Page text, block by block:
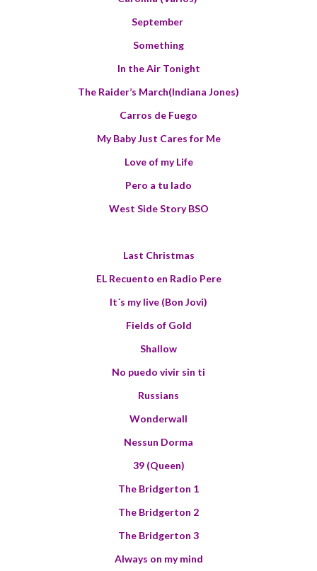
September
Something
In the Air Tonight
The Raider’s March(Indiana Jones)
Carros de Fuego
My Baby Just Cares for Me
Love of my Life
Pero a tu lado
West Side Story BSO
Last Christmas
EL Recuento en Radio Pere
It´s my live (Bon Jovi)
Fields of Gold
Shallow
No puedo vivir sin ti
Russians
Wonderwall
Nessun Dorma
39 (Queen)
The Bridgerton 1
The Bridgerton 2
The Bridgerton 3
Always on my mind